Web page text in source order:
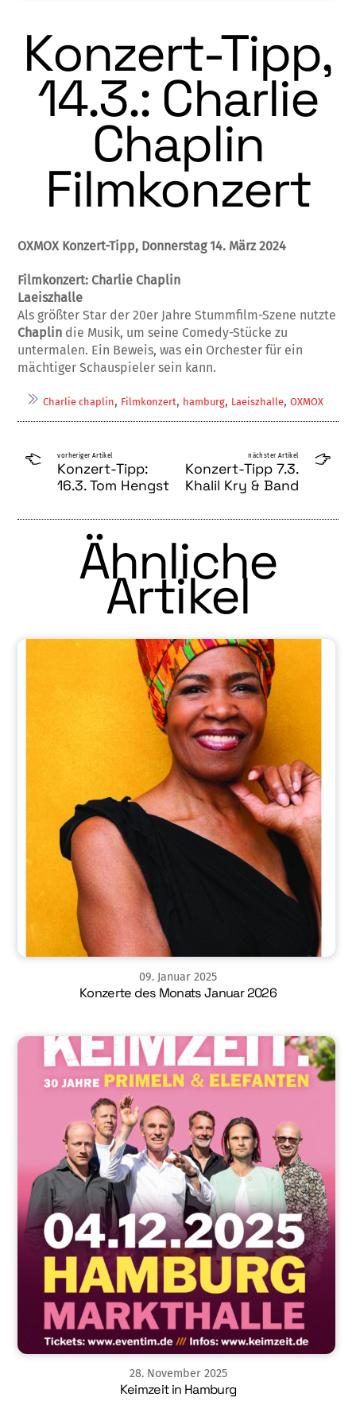
Konzert-Tipp,
14.3.: Charlie
Chaplin
Filmkonzert
OXMOX Konzert-Tipp, Donnerstag 14. März 2024
Filmkonzert: Charlie Chaplin
Laeiszhalle
Als größter Star der 20er Jahre Stummfilm-Szene nutzte
Chaplin die Musik, um seine Comedy-Stücke zu
untermalen. Ein Beweis, was ein Orchester für ein
mächtiger Schauspieler sein kann.
Charlie chaplin, Filmkonzert, hamburg, Laeiszhalle,OXMOX
vorheriger Artikel
Konzert-Tipp:
16.3. Tom Hengst
nächster Artikel
Konzert-Tipp 7.3.
Khalil Kry & Band
Ähnliche
Artikel
09. Januar 2025
Konzerte des Monats Januar 2026
28. November 2025
Keimzeit in Hamburg